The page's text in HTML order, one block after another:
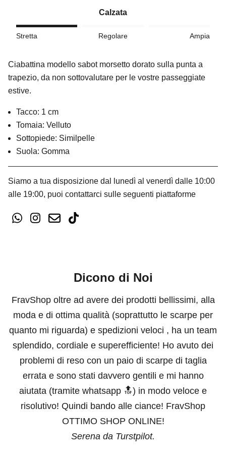
Calzata
Stretta Regolare Ampia
Ciabattina modello sabot morsetto dorato sulla punta a
trapezio, da non sottovalutare per le vostre passeggiate
estive.
Tacco: 1 cm
Tomaia: Velluto
Sottopiede: Similpelle
Suola: Gomma
Siamo a tua disposizione dal lunedì al venerdì dalle 10:00
alle 19:00, puoi contattarci sulle seguenti piattaforme
Dicono di Noi
FravShop oltre ad avere dei prodotti bellissimi, alla
moda e di ottima qualità (soprattutto le scarpe per
quanto mi riguarda) e spedizioni veloci , ha un team
splendido, cordiale e superefficiente! Ho avuto dei
problemi di reso con un paio di scarpe di taglia
errata e sono stati davvero gentili e mi hanno
aiutata (tramite whatsapp 🔝) in modo veloce e
risolutivo! Quindi bando alle ciance! FravShop
OTTIMO SHOP ONLINE!
Serena da Turstpilot.